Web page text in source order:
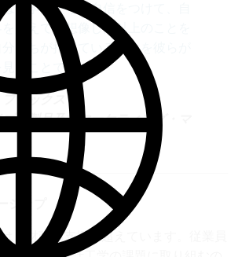
は、学生たちが自信をつけて、自
超えて、想像した以上のことを
分たちが持っていることを彼らが
見ることです」。
ォックス
の製品及びマーケティング・マ
シップ
、財政的支援を超えています。従業員